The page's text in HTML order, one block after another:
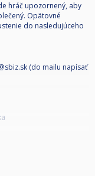
hráč upozornený, aby
Opätovné
do nasledujúceho
(do mailu napísať